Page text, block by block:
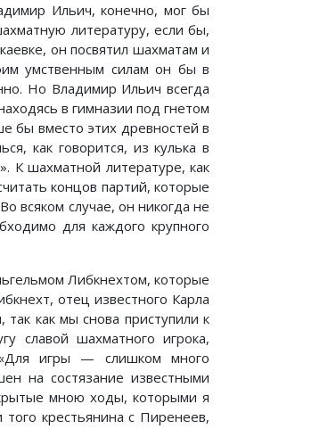
Ильич, конечно, мог бы
литературу, если бы,
он посвятил шахматам и
умственным силам он бы в
Но Владимир Ильич всегда
в гимназии под гнетом
бы вместо этих древностей в
как говорится, из кулька в
К шахматной литературе, как
концов партий, которые
всяком случае, он никогда не
для каждого крупного
Либкнехтом, которые
отец известного Карла
как мы снова приступили к
славой шахматного игрока,
«Для игры — слишком много
на состязание известными
мною ходы, которыми я
крестьянина с Пиренеев,